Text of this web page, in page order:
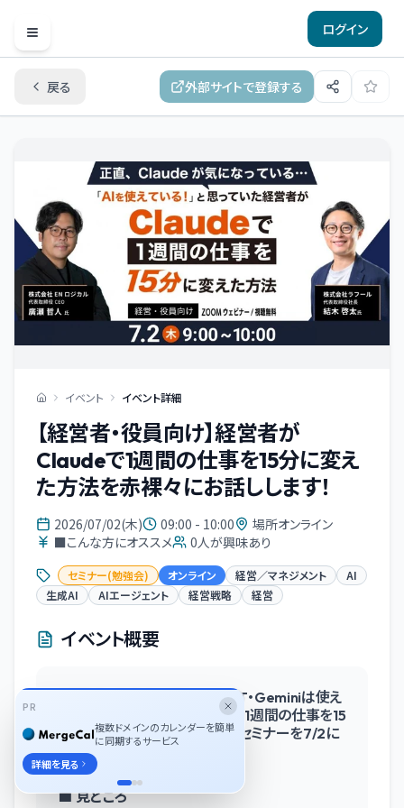
Open menu
ログイン
戻る 外部サイトで登録する
イベント イベント詳細
【経営者・役員向け】経営者が
Claudeで1週間の仕事を15分に変え
た方法を赤裸々にお話しします！
2026/07/02(木) 09:00 - 10:00
場所オンライン
■こんな方にオススメ
0人が興味あり
セミナー(勉強会) オンライン 経営／マネジメント
AI
生成AI
AIエージェント 経営戦略 経営
イベント概要
【経営者・役員向け】「ChatGPT・Geminiは使え
ている」のその先へ。「Claudeで1週間の仕事を15
分に変えた方法」をお伝えするセミナーを7/2に
開催
■ 見どころ
PR
複数ドメインのカレンダーを簡単
に同期するサービス
詳細を見る